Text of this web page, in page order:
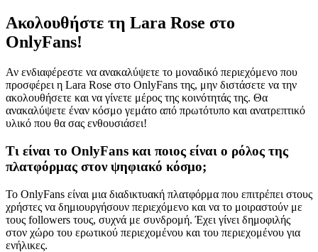
Ακολουθήστε τη Lara Rose στο
OnlyFans!
Αν ενδιαφέρεστε να ανακαλύψετε το μοναδικό περιεχόμενο που
προσφέρει η Lara Rose στο OnlyFans της, μην διστάσετε να την
ακολουθήσετε και να γίνετε μέρος της κοινότητάς της. Θα
ανακαλύψετε έναν κόσμο γεμάτο από πρωτότυπο και ανατρεπτικό
υλικό που θα σας ενθουσιάσει!
Τι είναι το OnlyFans και ποιος είναι ο ρόλος της
πλατφόρμας στον ψηφιακό κόσμο;
Το OnlyFans είναι μια διαδικτυακή πλατφόρμα που επιτρέπει στους
χρήστες να δημιουργήσουν περιεχόμενο και να το μοιραστούν με
τους followers τους, συχνά με συνδρομή. Έχει γίνει δημοφιλής
στον χώρο του ερωτικού περιεχομένου και του περιεχομένου για
ενήλικες.